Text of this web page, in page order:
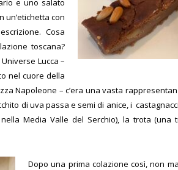
e uno salato
con
Cosa
toscana?
Lucca –
nel cuore della
Napoleone – c’era una vasta
di uva passa e semi di anice, i
Media Valle del Serchio), la trota (una
Dopo una prima colazione così, non